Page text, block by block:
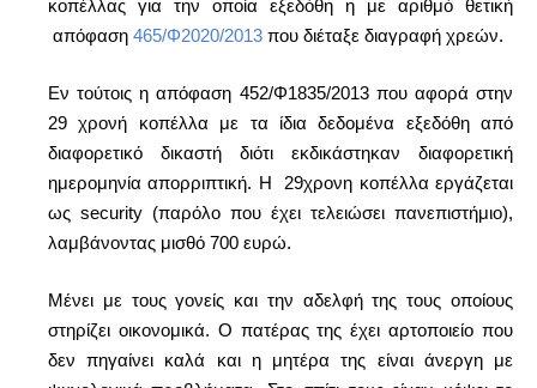
κοπέλλας για την οποία εξεδόθη η με αριθμό θετική
απόφαση 465/Φ2020/2013 που διέταξε διαγραφή χρεών.
Εν τούτοις η απόφαση 452/Φ1835/2013 που αφορά στην
29 χρονή κοπέλλα με τα ίδια δεδομένα εξεδόθη από
διαφορετικό δικαστή διότι εκδικάστηκαν διαφορετική
ημερομηνία απορριπτική. Η 29χρονη κοπέλλα εργάζεται
ως security (παρόλο που έχει τελειώσει πανεπιστήμιο),
λαμβάνοντας μισθό 700 ευρώ.
Μένει με τους γονείς και την αδελφή της τους οποίους
στηρίζει οικονομικά. Ο πατέρας της έχει αρτοποιείο που
δεν πηγαίνει καλά και η μητέρα της είναι άνεργη με